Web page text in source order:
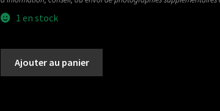
1 en stock
Ajouter au panier